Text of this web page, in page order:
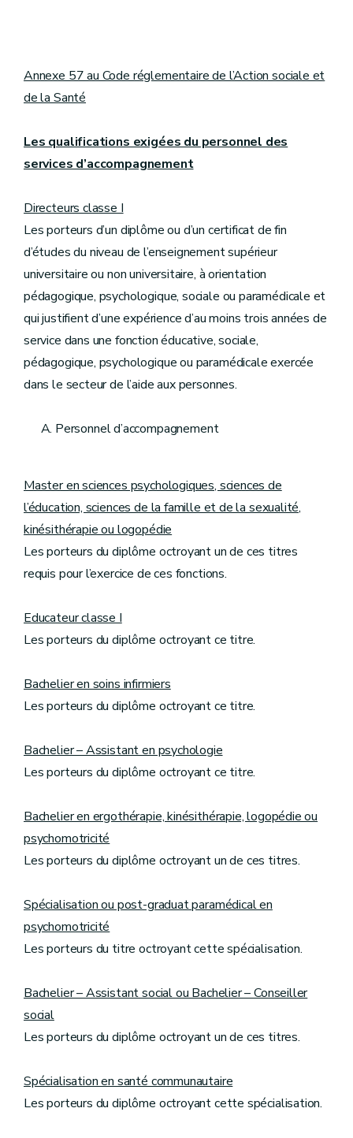
Annexe 57 au Code réglementaire de l’Action sociale et
de la Santé
Les qualifications exigées du personnel des
services d’accompagnement
Directeurs classe I
Les porteurs d’un diplôme ou d’un certificat de fin
d’études du niveau de l’enseignement supérieur
universitaire ou non universitaire, à orientation
pédagogique, psychologique, sociale ou paramédicale et
qui justifient d’une expérience d’au moins trois années de
service dans une fonction éducative, sociale,
pédagogique, psychologique ou paramédicale exercée
dans le secteur de l’aide aux personnes.
Personnel d’accompagnement
Master en sciences psychologiques, sciences de
l’éducation, sciences de la famille et de la sexualité,
kinésithérapie ou logopédie
Les porteurs du diplôme octroyant un de ces titres
requis pour l’exercice de ces fonctions.
Educateur classe I
Les porteurs du diplôme octroyant ce titre.
Bachelier en soins infirmiers
Les porteurs du diplôme octroyant ce titre.
Bachelier – Assistant en psychologie
Les porteurs du diplôme octroyant ce titre.
Bachelier en ergothérapie, kinésithérapie, logopédie ou
psychomotricité
Les porteurs du diplôme octroyant un de ces titres.
Spécialisation ou post-graduat paramédical en
psychomotricité
Les porteurs du titre octroyant cette spécialisation.
Bachelier – Assistant social ou Bachelier – Conseiller
social
Les porteurs du diplôme octroyant un de ces titres.
Spécialisation en santé communautaire
Les porteurs du diplôme octroyant cette spécialisation.